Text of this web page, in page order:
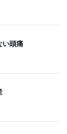
い頭痛